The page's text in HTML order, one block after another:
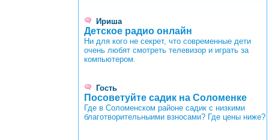
Ириша
Детское радио онлайн
Ни для кого не секрет, что современные дети
очень любят смотреть телевизор и играть за
компьютером.
Гость
Посоветуйте садик на Соломенке
Где в Соломенском районе садик с низкими
благотворительныими взносами? Где цены ниже?